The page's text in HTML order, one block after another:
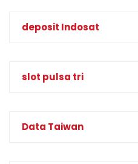
deposit Indosat
slot pulsa tri
Data Taiwan